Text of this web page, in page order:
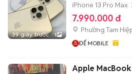
39 giây trước 1
iPhone 13 Pro Max
7.990.000 đ
Phường Tam
ĐẾ MOBILE
Apple MacBook